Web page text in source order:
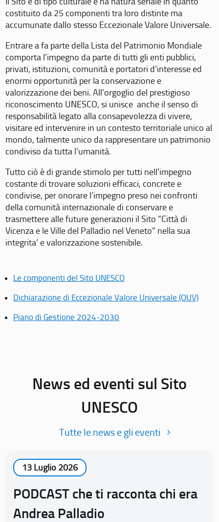
costituito da 25 componenti tra loro distinte ma
accumunate dallo stesso Eccezionale Valore Universale.
Entrare a fa parte della Lista del Patrimonio Mondiale
comporta l’impegno da parte di tutti gli enti pubblici,
privati, istituzioni, comunità e portatori d’interesse ed
enormi opportunità per la conservazione e
valorizzazione dei beni. All’orgoglio del prestigioso
riconoscimento UNESCO, si unisce anche il senso di
responsabilità legato alla consapevolezza di vivere,
visitare ed intervenire in un contesto territoriale unico al
mondo, talmente unico da rappresentare un patrimonio
condiviso da tutta l’umanità.
Tutto ciò è di grande stimolo per tutti nell’impegno
costante di trovare soluzioni efficaci, concrete e
condivise, per onorare l’impegno preso nei confronti
della comunità internazionale di conservare e
trasmettere alle future generazioni il Sito “Città di
Vicenza e le Ville del Palladio nel Veneto” nella sua
integrita’ e valorizzazione sostenibile.
Le componenti del Sito UNESCO
Dichiarazione di Eccezionale Valore Universale (OUV)
Piano di Gestione 2024-2030
News ed eventi sul Sito
UNESCO
Tutte le news e gli eventi
13 Luglio 2026
PODCAST che ti racconta chi era
Andrea Palladio